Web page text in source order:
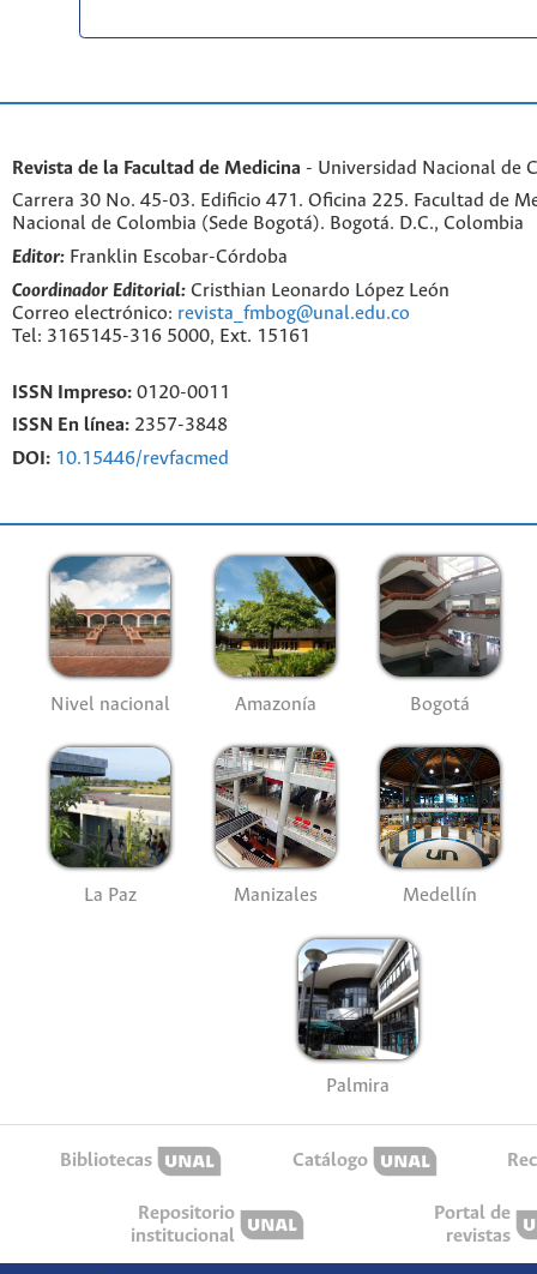
Revista de la Facultad de Medicina - Universidad Nacional de
Carrera 30 No. 45-03. Edificio 471. Oficina 225. Facultad de
Nacional de Colombia (Sede Bogotá). Bogotá. D.C., Colombia
Editor: Franklin Escobar-Córdoba
Coordinador Editorial: Cristhian Leonardo López León
Correo electrónico: revista_fmbog@unal.edu.co
Tel: 3165145-316 5000, Ext. 15161
ISSN Impreso: 0120-0011
ISSN En línea: 2357-3848
DOI: 10.15446/revfacmed
Nivel nacional Amazonía Bogotá
La Paz Manizales Medellín
Palmira
Bibliotecas Catálogo
Repositorio
institucional
Portal de
revistas